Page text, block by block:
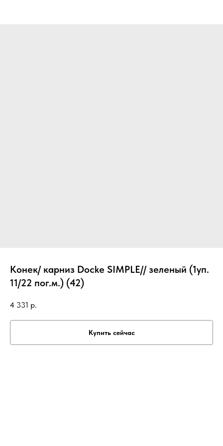
Конек/ карниз Docke SIMPLE// зеленый (1уп.
11/22 пог.м.) (42)
4 331 р.
Купить сейчас